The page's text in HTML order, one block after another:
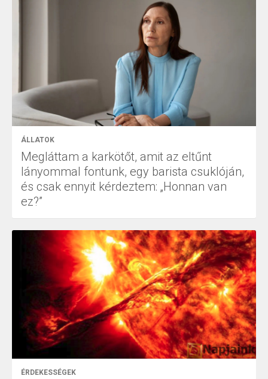
ÁLLATOK
Megláttam a karkötőt, amit az eltűnt
lányommal fontunk, egy barista csuklóján,
és csak ennyit kérdeztem: „Honnan van
ez?”
ÉRDEKESSÉGEK